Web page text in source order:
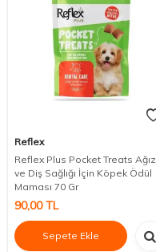
Reflex
Reflex Plus Pocket Treats Ağız
ve Diş Sağlığı İçin Köpek Ödül
Maması 70 Gr
90,00TL
Sepete Ekle